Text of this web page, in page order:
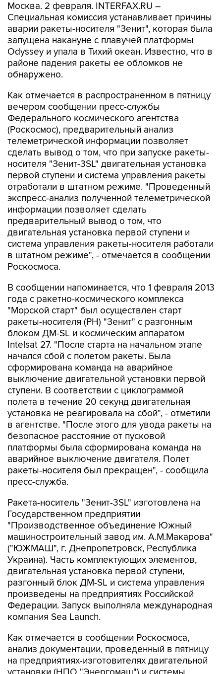
Москва. 2 февраля. INTERFAX.RU –
Специальная комиссия устанавливает причины
аварии ракеты-носителя "Зенит", которая была
запущена накануне с плавучей платформы
Odyssey и упала в Тихий океан. Известно, что в
районе падения ракеты ее обломков не
обнаружено.
Как отмечается в распространенном в пятницу
вечером сообщении пресс-службы
Федерального космического агентства
(Роскосмос), предварительный анализ
телеметрической информации позволяет
сделать вывод о том, что при запуске ракеты-
носителя "Зенит-3SL" двигательная установка
первой ступени и система управления ракеты
отработали в штатном режиме. "Проведенный
экспресс-анализ полученной телеметрической
информации позволяет сделать
предварительный вывод о том, что
двигательная установка первой ступени и
система управления ракеты-носителя работали
в штатном режиме", - отмечается в сообщении
Роскосмоса.
В сообщении напоминается, что 1 февраля 2013
года с ракетно-космического комплекса
"Морской старт" был осуществлен старт
ракеты-носителя (РН) "Зенит" с разгонным
блоком ДМ-SL и космическим аппаратом
Intelsat 27. "После старта на начальном этапе
начался сбой с полетом ракеты. Была
сформирована команда на аварийное
выключение двигательной установки первой
ступени. В соответствии с циклограммой
полета в течение 20 секунд двигательная
установка не реагировала на сбой", - отметили
в агентстве. "После этого для увода ракеты на
безопасное расстояние от пусковой
платформы была сформирована команда на
аварийное выключение двигателя. Полет
ракеты-носителя был прекращен", - сообщила
пресс-служба.
Ракета-носитель "Зенит-3SL" изготовлена на
Государственном предприятии
"Производственное объединение Южный
машиностроительный завод им. А.М.Макарова"
("ЮЖМАШ", г. Днепропетровск, Республика
Украина). Часть комплектующих элементов,
двигательная установка первой ступени,
разгонный блок ДМ-SL и система управления
произведены на предприятиях Российской
Федерации. Запуск выполняла международная
компания Sea Launch.
Как отмечается в сообщении Роскосмоса,
анализ документации, проведенный в пятницу
на предприятиях-изготовителях двигательной